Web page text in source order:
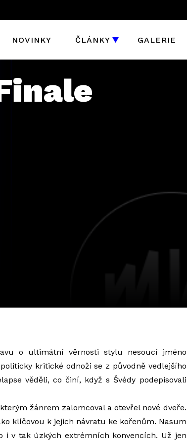
NOVINKY ČLÁNKY GALERIE
o ultimátní věrnosti stylu nesoucí jméno
kritické odnoži se z původně vedlejšího
věděli, co činí, když s Švédy podepisovali
žánrem zalomcoval a otevřel nové dveře.
klíčovou k jejich návratu ke kořenům. Nasum
i v tak úzkých extrémních konvencích. Už jen